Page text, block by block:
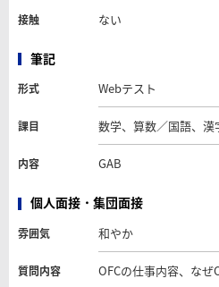
接触 ない
筆記
形式 Webテスト
課目 数学、算数／国語、漢
内容 GAB
個人面接・集団面接
雰囲気 和やか
質問内容 OFCの仕事内容、な